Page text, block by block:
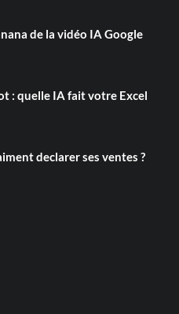
de la vidéo IA Google
: quelle IA fait votre Excel
declarer ses ventes ?